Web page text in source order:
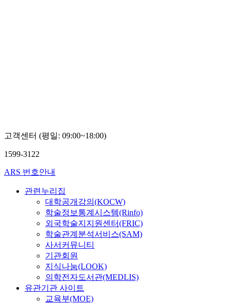
고객센터 (평일: 09:00~18:00)
1599-3122
ARS 번호안내
관련누리집
대학공개강의(KOCW)
학술정보통계시스템(Rinfo)
외국학술지지원센터(FRIC)
학술관계분석서비스(SAM)
사서커뮤니티
기관회원
지식나눔(LOOK)
의학전자도서관(MEDLIS)
유관기관 사이트
교육부(MOE)